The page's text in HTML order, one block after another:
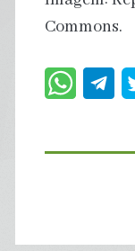
Commons.